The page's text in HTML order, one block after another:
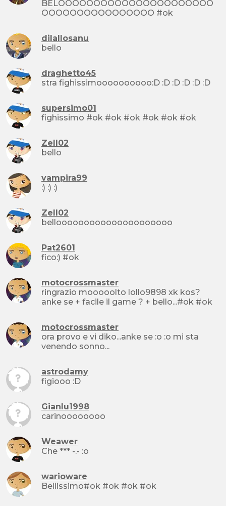
BELOOOOOOOOOOOOOOOOOOOOOO
OOOOOOOOOOOOOOOO #ok
dilallosanu
bello
draghetto45
stra fighissimoooooooooo:D :D :D :D :D :D
supersimo01
fighissimo #ok #ok #ok #ok #ok #ok
Zell02
bello
vampira99
:) :) :)
Zell02
bellooooooooooooooooooooo
Pat2601
fico:) #ok
motocrossmaster
ringrazio mooooolto lollo9898 xk kos?
anke se + facile il game ? + bello...#ok #ok
motocrossmaster
ora provo e vi diko...anke se :o :o mi sta
venendo sonno...
astrodamy
figiooo :D
Gianlu1998
carinoooooooo
Weawer
Che *** -.- :o
warioware
Bellissimo#ok #ok #ok #ok